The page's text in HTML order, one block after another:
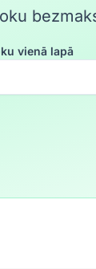
vienā lapā